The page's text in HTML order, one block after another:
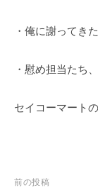
・俺に謝ってき
・慰め担当た
セイコーマート
投
前の投稿